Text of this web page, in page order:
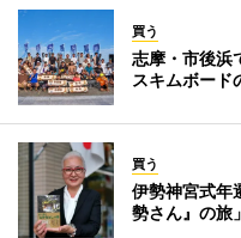
買う
志摩・市後
スキムボード
買う
伊勢神宮式
勢さん』の旅